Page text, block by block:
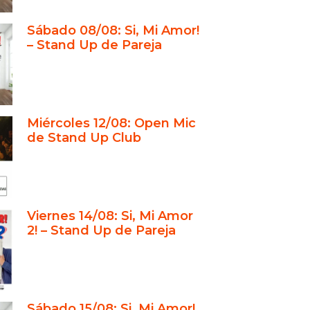
comediantes y dueños del
Club
con Si, Mi Amor! 2
para todos los públicos
íntimo y exclusivo
un club creado por
la Escuela de Stand Up
adultos, familias y eventos
de prestigio en Buenos
del stand up de parejas en
Aires
Sábado 08/08: Si, Mi Amor!
– Stand Up de Pareja
Miércoles 12/08: Open Mic
de Stand Up Club
Viernes 14/08: Si, Mi Amor
2! – Stand Up de Pareja